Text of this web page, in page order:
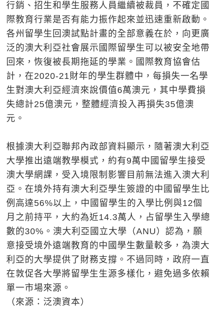
行銷、招生和學生服務人員繼續被裁員，不確定國
際教育行業是否有能力振作起來並迅速重新啟動。
各州留學生回澳試點計畫的全部意義在於，向更廣
泛的澳大利亞社會展示國際留學生可以被安全地帶
回來，恢復被長期拖延的學業。國際教育協會估
計，在2020-21財年的學生群體中，每損失一名學
生對澳大利亞經濟來說價值6萬澳元，其中學費損
失總計25億澳元，整體經濟投入再損失35億澳
元。
根據澳大利亞聯邦內政部資料顯示，隨著澳大利亞
大學推出遠端教學模式，約有9萬中國留學生接受
澳大學網課，受入境限制影響目前無法進入澳大利
亞。在境外持有澳大利亞學生簽證的中國留學生比
例高達56%以上，中國留學生的入學比例與12個
月之前持平，大約為近14.3萬人，占留學生入學總
數的30%。澳大利亞國立大學（ANU）認為，願
意接受境外遠端教育的中國學生數量較多，為澳大
利亞的大學提供了財務支撐。不過同時，政府一直
在敦促各大學將留學生生源多樣化，避免過多依賴
單一市場來源。
（來源：泛澳資本）